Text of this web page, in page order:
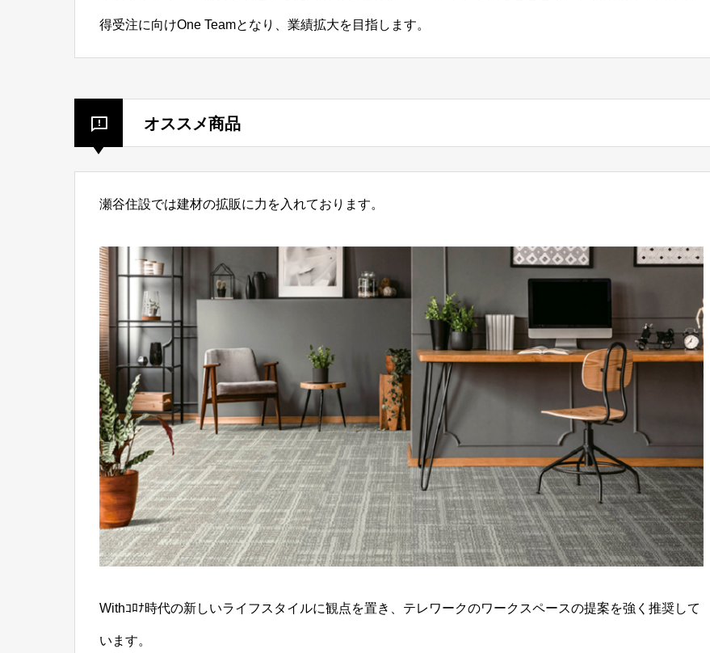
得受注に向けOne Teamとなり、業績拡大を目指します。
オススメ商品
瀬谷住設では建材の拡販に力を入れております。
Withｺﾛﾅ時代の新しいライフスタイルに観点を置き、テレワークのワークスペースの提案を強く推奨して
います。